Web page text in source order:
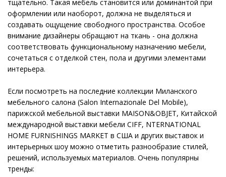
тщательно. Такая мебель становится или доминантой при
оформлении или наоборот, должна не выделяться и
создавать ощущение свободного пространства. Особое
внимание дизайнеры обращают на ткань - она должна
соответствовать функциональному назначению мебели,
сочетаться с отделкой стен, пола и другими элементами
интерьера.
Если посмотреть на последние коллекции Миланского
мебельного салона (Salon Internazionale Del Mobile),
парижской мебельной выставки MAISON&OBJET, Китайской
международной выставки мебели CIFF, NTERNATIONAL
HOME FURNISHINGS MARKET в США и других выставок и
интерьерных шоу можно отметить разнообразие стилей,
решений, используемых материалов. Очень популярны
тренды: